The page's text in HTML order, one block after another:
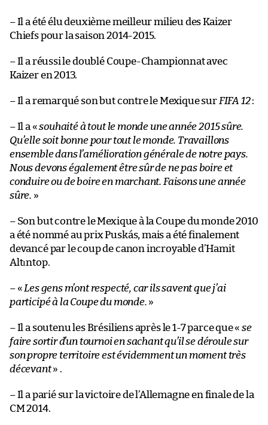
– Il a été élu deuxième meilleur milieu des Kaizer
Chiefs pour la saison 2014-2015.
– Il a réussi le doublé Coupe-Championnat avec
Kaizer en 2013.
– Il a remarqué son but contre le Mexique sur FIFA 12:
– Il a «souhaité à tout le monde une année 2015 sûre.
Qu’elle soit bonne pour tout le monde. Travaillons
ensemble dans l’amélioration générale de notre pays.
Nous devons également être sûr de ne pas boire et
conduire ou de boire en marchant. Faisons une année
sûre. »
– Son but contre le Mexique à la Coupe du monde 2010
a été nommé au prix Puskás, mais a été finalement
devancé par le coup de canon incroyable d’Hamit
Altıntop.
– « Les gens m’ont respecté, car ils savent que j’ai
participé à la Coupe du monde. »
– Il a soutenu les Brésiliens après le 1-7 parce que «se
faire sortir d’un tournoi en sachant qu’il se déroule sur
son propre territoire est évidemment un moment très
décevant» .
– Il a parié sur la victoire de l’Allemagne en finale de la
CM 2014.